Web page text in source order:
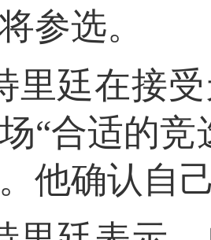
参选。
里廷在接
“合适的
他确认自